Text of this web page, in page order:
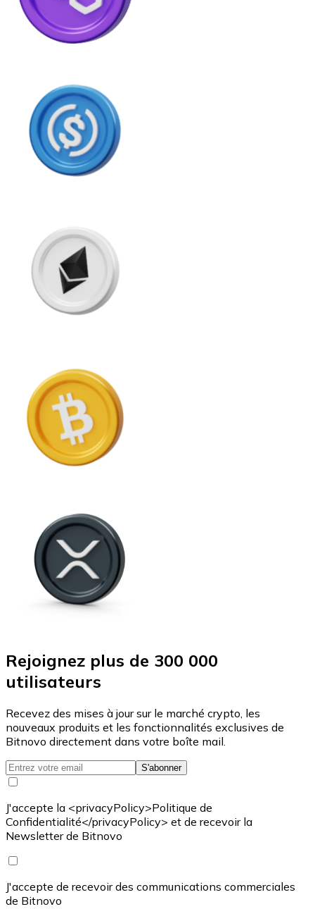
Rejoignez plus de 300 000
utilisateurs
Recevez des mises à jour sur le marché crypto, les
nouveaux produits et les fonctionnalités exclusives de
Bitnovo directement dans votre boîte mail.
S'abonner
J'accepte la <privacyPolicy>Politique de
Confidentialité</privacyPolicy> et de recevoir la
Newsletter de Bitnovo
J'accepte de recevoir des communications commerciales
de Bitnovo